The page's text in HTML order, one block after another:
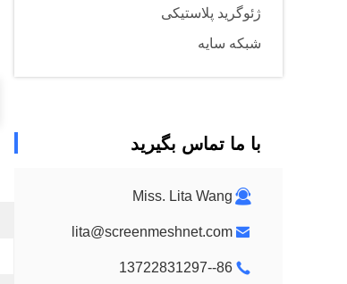
ژئوگرید پلاستیکی
شبکه سایه
با ما تماس بگیرید
Miss. Lita Wang
lita@screenmeshnet.com
86--13722831297